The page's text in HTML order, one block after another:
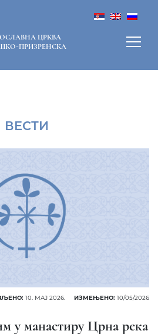
ЦРКВА
ПРИЗРЕНСКА
ВЕСТИ
10. МАЈ 2026. ИЗМЕЊЕНО: 10/05/2026
у манастиру Црна река